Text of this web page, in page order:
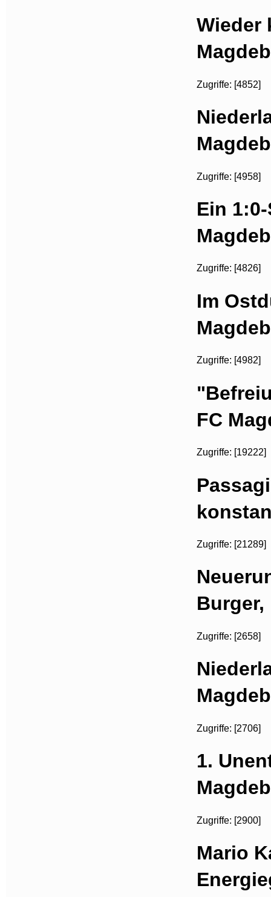
Wieder
Zugriffe: [4852]
Zugriffe: [4958]
Ein
Zugriffe: [4826]
Im
Zugriffe: [4982]
FC
Zugriffe: [19222]
Zugriffe: [21289]
Burger,
Zugriffe: [2658]
Zugriffe: [2706]
1.
Zugriffe: [2900]
Mario